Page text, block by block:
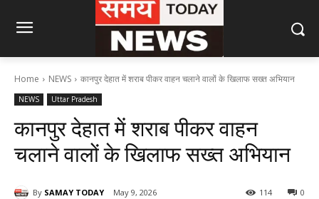
Home NEWS कानपुर देहात में शराब पीकर वाहन चलाने वालों के खिलाफ सख्त अभियान
NEWS Uttar Pradesh
कानपुर देहात में शराब पीकर वाहन
चलाने वालों के खिलाफ सख्त अभियान
By SAMAY TODAY May 9, 2026 0
114